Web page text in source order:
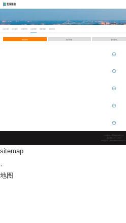
企业介绍 企业文化 发展历程 企业荣誉 组织架构 高管介绍
集团荣誉 地产荣誉 建筑荣誉
广东凯发k8官网股份有限公司
版权所有2019-2023
ICP备案号：粤ICP备10038642号-4
sitemap
、
地图